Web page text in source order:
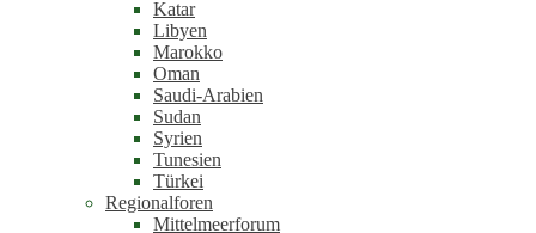
Katar
Libyen
Marokko
Oman
Saudi-Arabien
Sudan
Syrien
Tunesien
Türkei
Regionalforen
Mittelmeerforum